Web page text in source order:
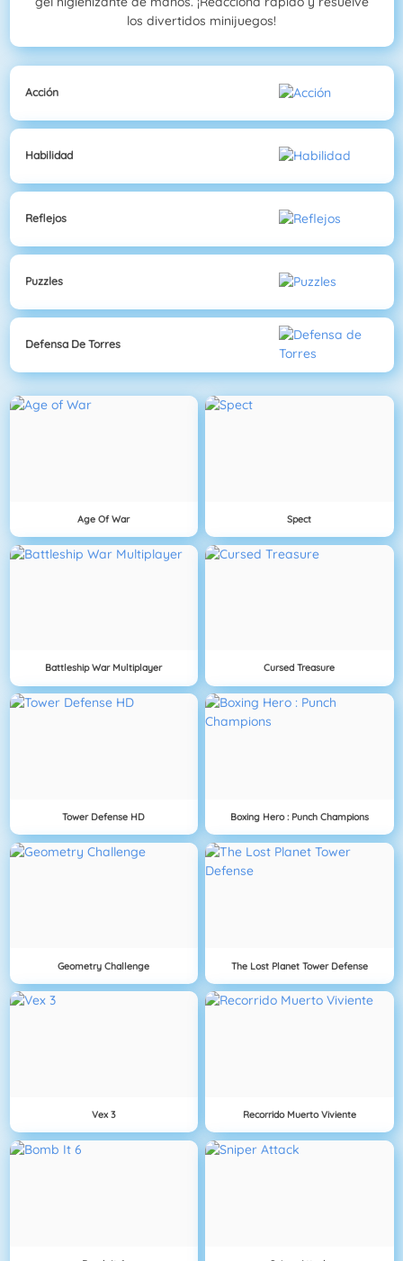
los divertidos minijuegos!
Acción
Habilidad
Reflejos
Puzzles
Defensa De Torres
Age Of War Spect
Battleship War Multiplayer Cursed Treasure
Tower Defense HD Boxing Hero : Punch Champions
Geometry Challenge The Lost Planet Tower Defense
Vex 3 Recorrido Muerto Viviente